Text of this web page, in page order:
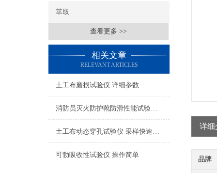
萃取
查看更多 >>
相关文章
RELEVANT ARTICLES
土工布磨损试验仪 详细参数
消防员灭火防护靴防滑性能试验仪 检测数据精准
土工布动态穿孔试验仪 采样快速稳定
可勃吸收性试验仪 操作简单
详细
品牌